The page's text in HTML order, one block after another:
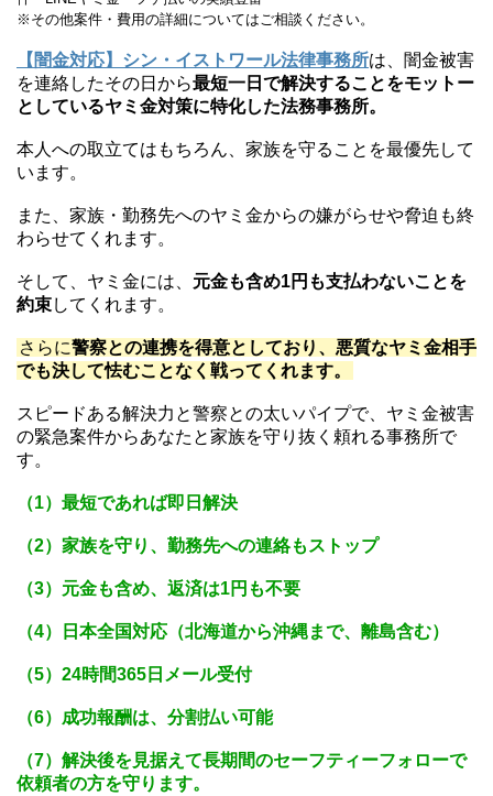
※その他案件・費用の詳細についてはご相談ください。
【闇金対応】シン・イストワール法律事務所は、闇金被害
を連絡したその日から最短一日で解決することをモットー
としているヤミ金対策に特化した法務事務所。
本人への取立てはもちろん、家族を守ることを最優先して
います。
また、家族・勤務先へのヤミ金からの嫌がらせや脅迫も終
わらせてくれます。
そして、ヤミ金には、 元金も含め1円も支払わないことを
約束してくれます。
さらに警察との連携を得意としており、悪質なヤミ金相手
でも決して怯むことなく戦ってくれます。
スピードある解決力と警察との太いパイプで、ヤミ金被害
の緊急案件からあなたと家族を守り抜く頼れる事務所で
す。
（1）最短であれば即日解決
（2）家族を守り、勤務先への連絡もストップ
（3）元金も含め、返済は1円も不要
（4）日本全国対応（北海道から沖縄まで、離島含む）
（5）24時間365日メール受付
（6）成功報酬は、分割払い可能
（7）解決後を見据えて長期間のセーフティーフォローで
依頼者の方を守ります。